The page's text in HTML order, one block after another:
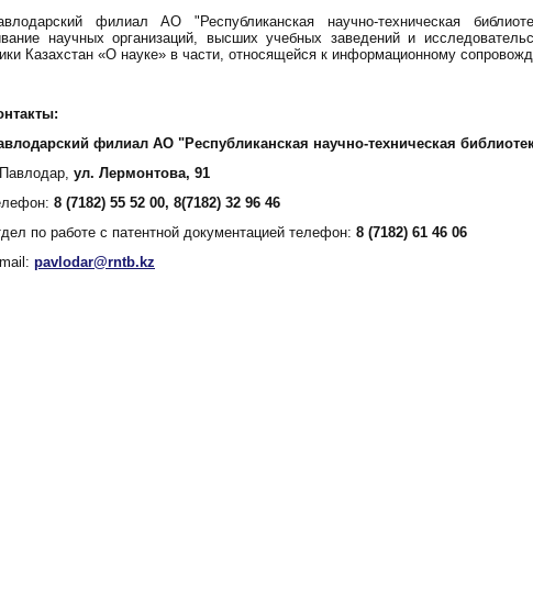
филиал АО "Республиканская научно-техническая
научных организаций, высших учебных заведений и
Казахстан «О науке» в части, относящейся к информационному
филиал АО "Республиканская научно-техническая
Павлодар, ул. Лермонтова, 91
8 (7182) 55 52 00, 8(7182) 32 96 46
по работе с патентной документацией телефон: 8 (7182) 61 46 06
pavlodar@rntb.kz